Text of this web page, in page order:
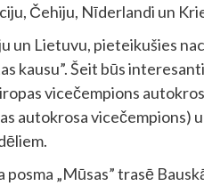
Čehiju, Nīderlandi un
un Lietuvu, pieteikušies
kausu”. Šeit būs
vicečempions
autokrosa vicečempions)
„Mūsas” trasē